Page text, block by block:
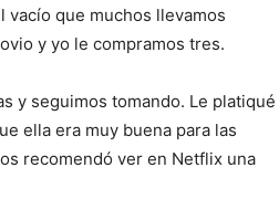
vacío que muchos llevamos
y yo le compramos tres.
y seguimos tomando. Le platiqué
ella era muy buena para las
recomendó ver en Netflix una